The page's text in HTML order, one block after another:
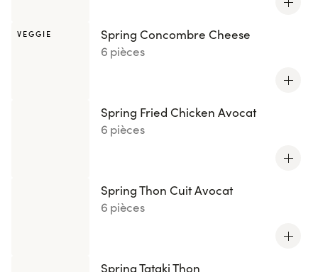
VEGGIE
Spring Concombre Cheese
6 pièces
Spring Fried Chicken Avocat
6 pièces
Spring Thon Cuit Avocat
6 pièces
Spring Tataki Thon